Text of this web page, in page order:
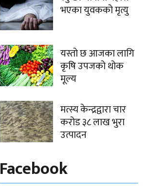
भएका युवकको मृत्यु
यस्तो छ आजका लागि
कृषि उपजको थोक
मूल्य
मत्स्य केन्द्रद्वारा चार
करोड ३८ लाख भुरा
उत्पादन
Facebook